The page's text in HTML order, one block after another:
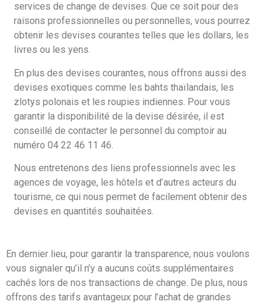
services de change de devises. Que ce soit pour des
raisons professionnelles ou personnelles, vous pourrez
obtenir les devises courantes telles que les dollars, les
livres ou les yens.
En plus des devises courantes, nous offrons aussi des
devises exotiques comme les bahts thaïlandais, les
zlotys polonais et les roupies indiennes. Pour vous
garantir la disponibilité de la devise désirée, il est
conseillé de contacter le personnel du comptoir au
numéro 04 22 46 11 46.
Nous entretenons des liens professionnels avec les
agences de voyage, les hôtels et d’autres acteurs du
tourisme, ce qui nous permet de facilement obtenir des
devises en quantités souhaitées.
En dernier lieu, pour garantir la transparence, nous voulons
vous signaler qu’il n’y a aucuns coûts supplémentaires
cachés lors de nos transactions de change. De plus, nous
offrons des tarifs avantageux pour l’achat de grandes